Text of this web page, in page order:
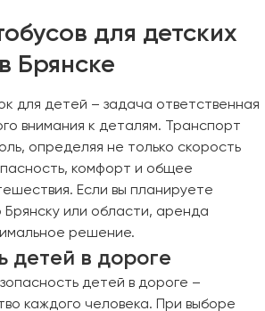
для детских
Брянске
для детей – задача ответственная
внимания к деталям. Транспорт
определяя не только скорость
комфорт и общее
Если вы планируете
Брянску или области, аренда
решение.
детей в дороге
детей в дороге –
каждого человека. При выборе